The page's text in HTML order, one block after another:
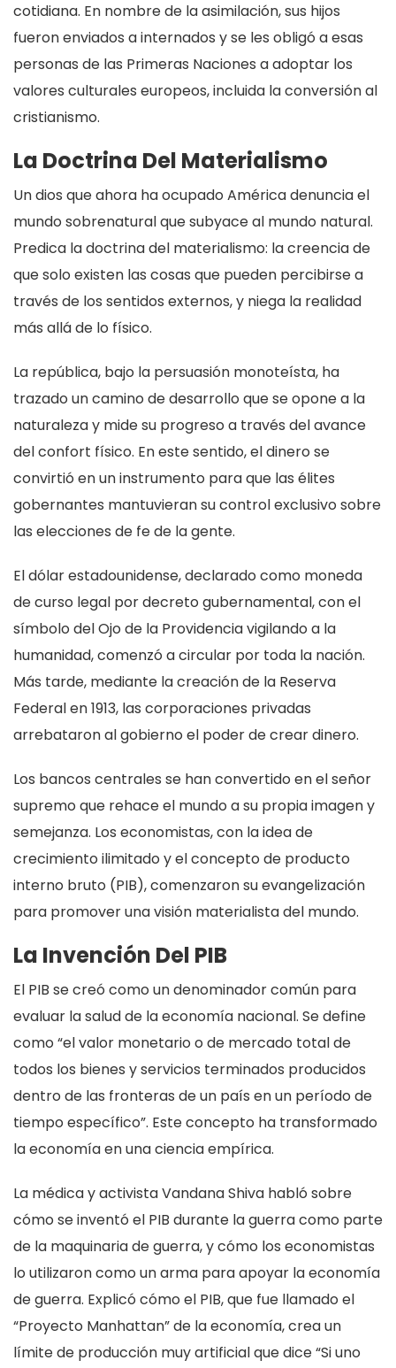
cotidiana. En nombre de la asimilación, sus hijos
fueron enviados a internados y se les obligó a esas
personas de las Primeras Naciones a adoptar los
valores culturales europeos, incluida la conversión al
cristianismo.
La Doctrina Del Materialismo
Un dios que ahora ha ocupado América denuncia el
mundo sobrenatural que subyace al mundo natural.
Predica la doctrina del materialismo: la creencia de
que solo existen las cosas que pueden percibirse a
través de los sentidos externos, y niega la realidad
más allá de lo físico.
La república, bajo la persuasión monoteísta, ha
trazado un camino de desarrollo que se opone a la
naturaleza y mide su progreso a través del avance
del confort físico. En este sentido, el dinero se
convirtió en un instrumento para que las élites
gobernantes mantuvieran su control exclusivo sobre
las elecciones de fe de la gente.
El dólar estadounidense, declarado como moneda
de curso legal por decreto gubernamental, con el
símbolo del Ojo de la Providencia vigilando a la
humanidad, comenzó a circular por toda la nación.
Más tarde, mediante la creación de la Reserva
Federal en 1913, las corporaciones privadas
arrebataron al gobierno el poder de crear dinero.
Los bancos centrales se han convertido en el señor
supremo que rehace el mundo a su propia imagen y
semejanza. Los economistas, con la idea de
crecimiento ilimitado y el concepto de producto
interno bruto (PIB), comenzaron su evangelización
para promover una visión materialista del mundo.
La Invención Del PIB
El PIB se creó como un denominador común para
evaluar la salud de la economía nacional. Se define
como “el valor monetario o de mercado total de
todos los bienes y servicios terminados producidos
dentro de las fronteras de un país en un período de
tiempo específico”. Este concepto ha transformado
la economía en una ciencia empírica.
La médica y activista Vandana Shiva habló sobre
cómo se inventó el PIB durante la guerra como parte
de la maquinaria de guerra, y cómo los economistas
lo utilizaron como un arma para apoyar la economía
de guerra. Explicó cómo el PIB, que fue llamado el
“Proyecto Manhattan” de la economía, crea un
límite de producción muy artificial que dice “Si uno